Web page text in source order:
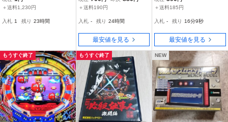
＋送料1,230円
入札 1 残り 23時間
まかせ★
＋送料190円
入札 - 残り 24時間
最安値を見る
勝法！ 鬼武者3 b
＋送料185円
入札 - 残り 16分7秒
最安値を見る
もうすぐ終了 もうすぐ終了 NEW